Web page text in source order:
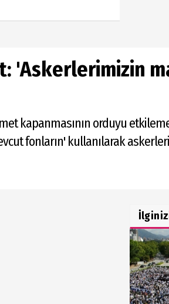
kapanmasının orduyu
fonların' kullanılarak